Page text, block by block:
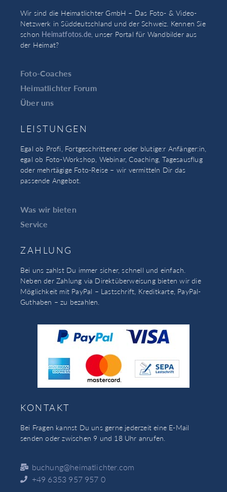
Wir sind die Heimatlichter GmbH – Das Foto- & Video-
Netzwerk in Süddeutschland und der Schweiz. Kennen Sie
schon Heimatfotos.de, unser Portal für Wandbilder aus
der Heimat?
Foto-Coaches
Heimatlichter Forum
Über uns
LEISTUNGEN
Egal ob Profi, Fortgeschrittene:r oder blutige:r Anfänger:in,
egal ob Foto-Workshop, Webinar, Coaching, Tagesausflug
oder mehrtägige Foto-Reise – wir vermitteln Dir das
passende Angebot.
Was wir bieten
Service
ZAHLUNG
Bei uns zahlst Du immer sicher, schnell und einfach.
Neben der Zahlung via Direktüberweisung bieten wir die
Möglichkeit mit PayPal – Lastschrift, Kreditkarte, PayPal-
Guthaben – zu bezahlen.
KONTAKT
Bei Fragen kannst Du uns gerne jederzeit eine E-Mail
senden oder zwischen 9 und 18 Uhr anrufen.
buchung@heimatlichter.com
+49 6353 957 957 0